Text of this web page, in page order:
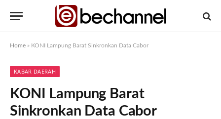
Home » KONI Lampung Barat Sinkronkan Data Cabor
KABAR DAERAH
KONI Lampung Barat
Sinkronkan Data Cabor